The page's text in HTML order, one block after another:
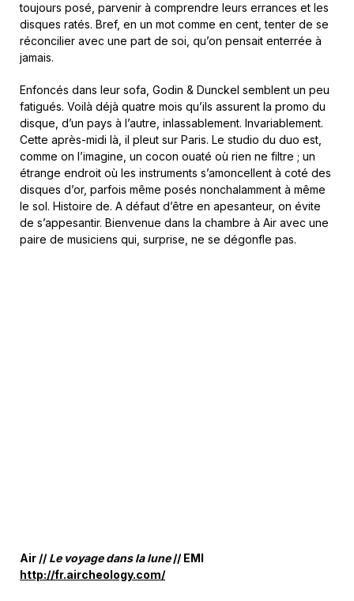
toujours posé, parvenir à comprendre leurs errances et les
disques ratés. Bref, en un mot comme en cent, tenter de se
réconcilier avec une part de soi, qu’on pensait enterrée à
jamais.
Enfoncés dans leur sofa, Godin & Dunckel semblent un peu
fatigués. Voilà déjà quatre mois qu’ils assurent la promo du
disque, d’un pays à l’autre, inlassablement. Invariablement.
Cette après-midi là, il pleut sur Paris. Le studio du duo est,
comme on l’imagine, un cocon ouaté où rien ne filtre ; un
étrange endroit où les instruments s’amoncellent à coté des
disques d’or, parfois même posés nonchalamment à même
le sol. Histoire de. A défaut d’être en apesanteur, on évite
de s’appesantir. Bienvenue dans la chambre à Air avec une
paire de musiciens qui, surprise, ne se dégonfle pas.
Air // Le voyage dans la lune// EMI
http://fr.aircheology.com/